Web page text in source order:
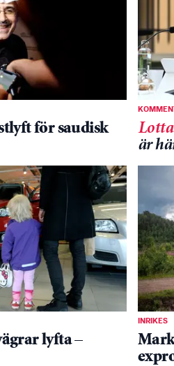
för saudisk
är
lyfta –
INRIKES